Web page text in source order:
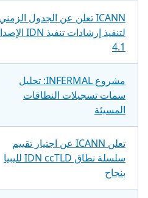
ICANN تعلن عن الجدول الزمني
لتنفيذ إرشادات تنفيذ IDN الإصدار
4.1
مشروع INFERMAL: تحليل
سمات تسجيلات النطاقات
المسيئة
تعلن ICANN عن اجتيار تقييم
سلسلة نطاق IDN ccTLD لليبيا
بنجاح